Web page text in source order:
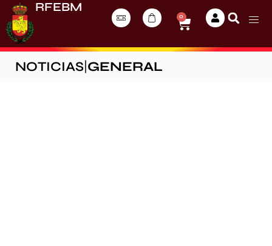
RFEBM
0
NOTICIAS GENERAL